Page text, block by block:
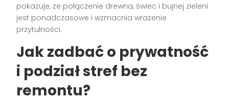
pokazuje, że połączenie drewna, świec i bujnej zieleni
jest ponadczasowe i wzmacnia wrażenie
przytulności.
Jak zadbać o prywatność
i podział stref bez
remontu?